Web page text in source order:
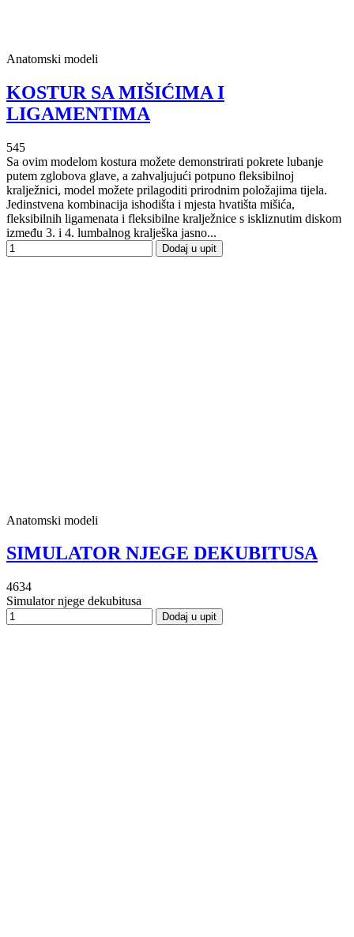
Anatomski modeli
KOSTUR SA MIŠIĆIMA I
LIGAMENTIMA
545
Sa ovim modelom kostura možete demonstrirati pokrete lubanje
putem zglobova glave, a zahvaljujući potpuno fleksibilnoj
kralježnici, model možete prilagoditi prirodnim položajima tijela.
Jedinstvena kombinacija ishodišta i mjesta hvatišta mišića,
fleksibilnih ligamenata i fleksibilne kralježnice s iskliznutim diskom
između 3. i 4. lumbalnog kralješka jasno...
Dodaj u upit
Anatomski modeli
SIMULATOR NJEGE DEKUBITUSA
4634
Simulator njege dekubitusa
Dodaj u upit